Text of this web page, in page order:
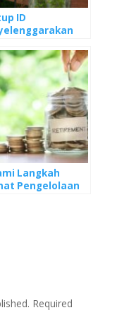
ID
Pensiun
Langkah
Pengelolaan
Required